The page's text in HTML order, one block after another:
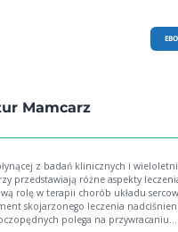
Mamcarz
z badań klinicznych i
przedstawiają różne aspekty
rolę w terapii chorób układu
skojarzonego leczenia
polega na przywracaniu